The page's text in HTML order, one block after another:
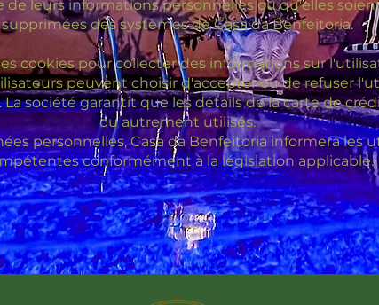
leurs informations personnelles ou qu'elles
supprimées des systèmes de Casa da Benfeitoria.
cookies pour collecter des informations sur
peuvent choisir d'accepter ou de refuser
société garantit que les détails de la carte de
ou autrement utilisés.
personnelles, Casa da Benfeitoria informera les
conformément à la législation applicable.